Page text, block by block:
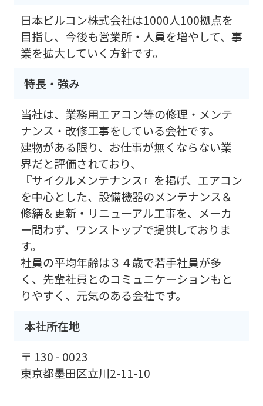
日本ビルコン株式会社は1000人100拠点を
目指し、今後も営業所・人員を増やして、事
業を拡大していく方針です。
特長・強み
当社は、業務用エアコン等の修理・メンテ
ナンス・改修工事をしている会社です。
建物がある限り、お仕事が無くならない業
界だと評価されており、
『サイクルメンテナンス』を掲げ、エアコン
を中心とした、設備機器のメンテナンス＆
修繕＆更新・リニューアル工事を、メーカ
ー問わず、ワンストップで提供しておりま
す。
社員の平均年齢は３４歳で若手社員が多
く、先輩社員とのコミュニケーションもと
りやすく、元気のある会社です。
本社所在地
〒 130 - 0023
東京都墨田区立川2-11-10